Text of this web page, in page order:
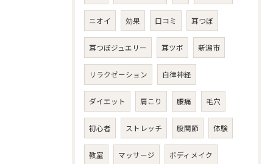
ニオイ 効果 口コミ 耳つぼ
耳つぼジュエリー 耳ツボ 新潟市
リラクゼーション 自律神経
ダイエット 肩こり 腰痛 毛穴
初心者 ストレッチ 股関節 体験
教室 マッサージ ボディメイク